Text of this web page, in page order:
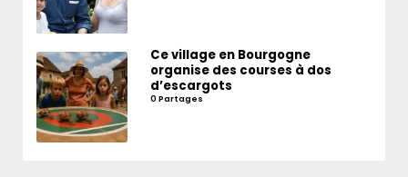
Ce village en Bourgogne
organise des courses à dos
d’escargots
0 Partages